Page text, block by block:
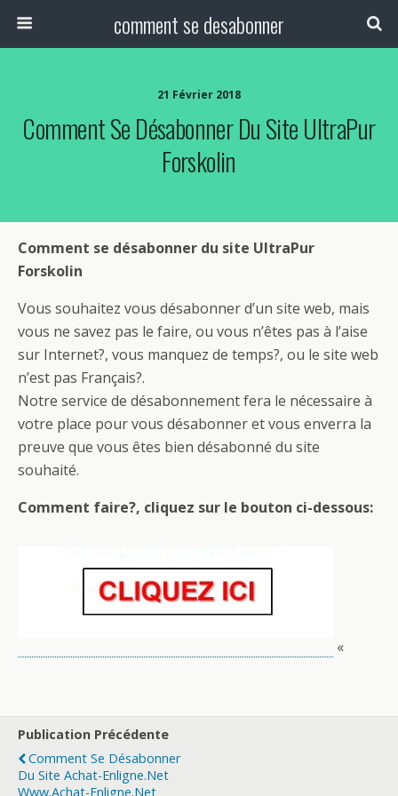
comment se desabonner
21 Février 2018
Comment Se Désabonner Du Site UltraPur
Forskolin
Comment se désabonner du site UltraPur
Forskolin
Vous souhaitez vous désabonner d’un site web, mais
vous ne savez pas le faire, ou vous n’êtes pas à l’aise
sur Internet?, vous manquez de temps?, ou le site web
n’est pas Français?.
Notre service de désabonnement fera le nécessaire à
votre place pour vous désabonner et vous enverra la
preuve que vous êtes bien désabonné du site
souhaité.
Comment faire?, cliquez sur le bouton ci-dessous:
«
Publication Précédente
Comment Se Désabonner
Du Site Achat-Enligne.net
Www.achat-Enligne.net